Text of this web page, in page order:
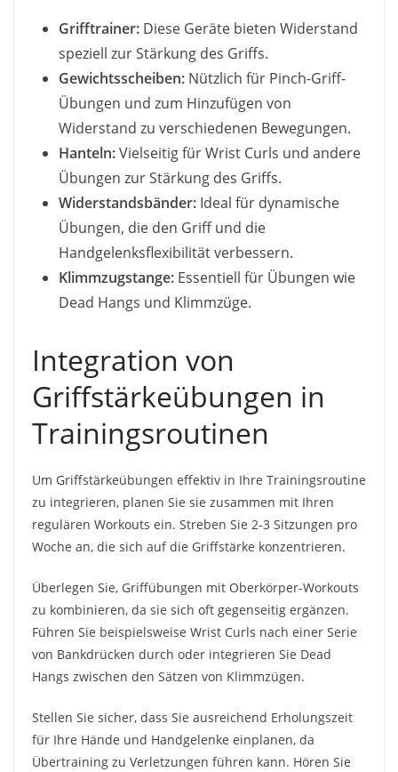
Grifftrainer: Diese Geräte bieten Widerstand
speziell zur Stärkung des Griffs.
Gewichtsscheiben: Nützlich für Pinch-Griff-
Übungen und zum Hinzufügen von
Widerstand zu verschiedenen Bewegungen.
Hanteln:Vielseitig für Wrist Curls und andere
Übungen zur Stärkung des Griffs.
Widerstandsbänder: Ideal für dynamische
Übungen, die den Griff und die
Handgelenksflexibilität verbessern.
Klimmzugstange: Essentiell für Übungen wie
Dead Hangs und Klimmzüge.
Integration von
Griffstärkeübungen in
Trainingsroutinen
Um Griffstärkeübungen effektiv in Ihre Trainingsroutine
zu integrieren, planen Sie sie zusammen mit Ihren
regulären Workouts ein. Streben Sie 2-3 Sitzungen pro
Woche an, die sich auf die Griffstärke konzentrieren.
Überlegen Sie, Griffübungen mit Oberkörper-Workouts
zu kombinieren, da sie sich oft gegenseitig ergänzen.
Führen Sie beispielsweise Wrist Curls nach einer Serie
von Bankdrücken durch oder integrieren Sie Dead
Hangs zwischen den Sätzen von Klimmzügen.
Stellen Sie sicher, dass Sie ausreichend Erholungszeit
für Ihre Hände und Handgelenke einplanen, da
Übertraining zu Verletzungen führen kann. Hören Sie